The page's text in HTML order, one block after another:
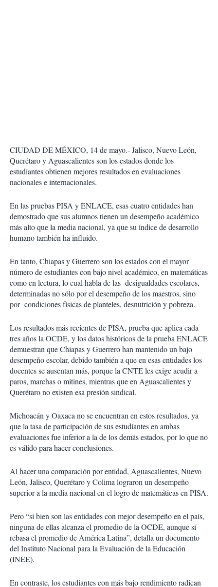
CIUDAD DE MÉXICO, 14 de mayo.- Jalisco, Nuevo León,
Querétaro y Aguascalientes son los estados donde los
estudiantes obtienen mejores resultados en evaluaciones
nacionales e internacionales.
En las pruebas PISA y ENLACE, esas cuatro entidades han
demostrado que sus alumnos tienen un desempeño académico
más alto que la media nacional, ya que su índice de desarrollo
humano también ha influido.
En tanto, Chiapas y Guerrero son los estados con el mayor
número de estudiantes con bajo nivel académico, en matemáticas
como en lectura, lo cual habla de las desigualdades escolares,
determinadas no sólo por el desempeño de los maestros, sino
por condiciones físicas de planteles, desnutrición y pobreza.
Los resultados más recientes de PISA, prueba que aplica cada
tres años la OCDE, y los datos históricos de la prueba ENLACE
demuestran que Chiapas y Guerrero han mantenido un bajo
desempeño escolar, debido también a que en esas entidades los
docentes se ausentan más, porque la CNTE les exige acudir a
paros, marchas o mítines, mientras que en Aguascalientes y
Querétaro no existen esa presión sindical.
Michoacán y Oaxaca no se encuentran en estos resultados, ya
que la tasa de participación de sus estudiantes en ambas
evaluaciones fue inferior a la de los demás estados, por lo que no
es válido para hacer conclusiones.
Al hacer una comparación por entidad, Aguascalientes, Nuevo
León, Jalisco, Querétaro y Colima lograron un desempeño
superior a la media nacional en el logro de matemáticas en PISA.
Pero “si bien son las entidades con mejor desempeño en el país,
ninguna de ellas alcanza el promedio de la OCDE, aunque sí
rebasa el promedio de América Latina”, detalla un documento
del Instituto Nacional para la Evaluación de la Educación
(INEE).
En contraste, los estudiantes con más bajo rendimiento radican